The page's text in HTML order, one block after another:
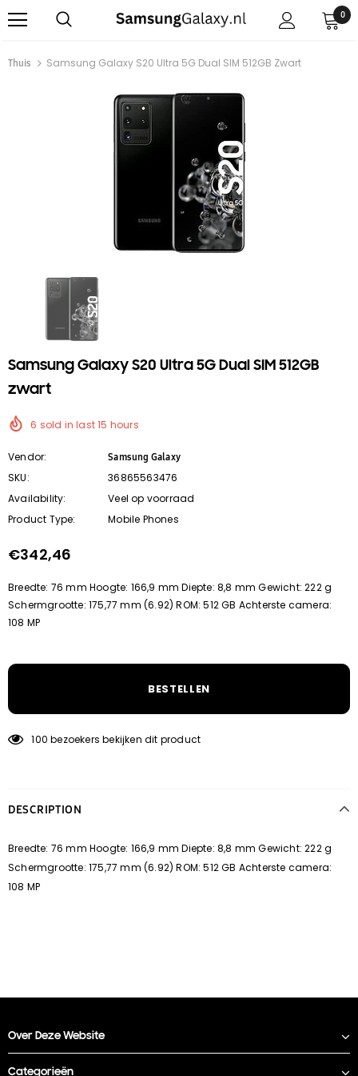
0
Thuis Samsung Galaxy S20 Ultra 5G Dual SIM 512GB Zwart
Samsung Galaxy S20 Ultra 5G Dual SIM 512GB
zwart
6 sold in last15 hours
Vendor:
Samsung Galaxy
SKU:
36865563476
Availability:
Veel op voorraad
Product Type:
Mobile Phones
€342,46
Breedte: 76 mm Hoogte: 166,9 mm Diepte: 8,8 mm Gewicht: 222 g
Schermgrootte: 175,77 mm (6.92) ROM: 512 GB Achterste camera:
108 MP
BESTELLEN
100 bezoekers bekijken dit product
DESCRIPTION
Breedte: 76 mm Hoogte: 166,9 mm Diepte: 8,8 mm Gewicht: 222 g
Schermgrootte: 175,77 mm (6.92) ROM: 512 GB Achterste camera:
108 MP
Over Deze Website
Categorieën